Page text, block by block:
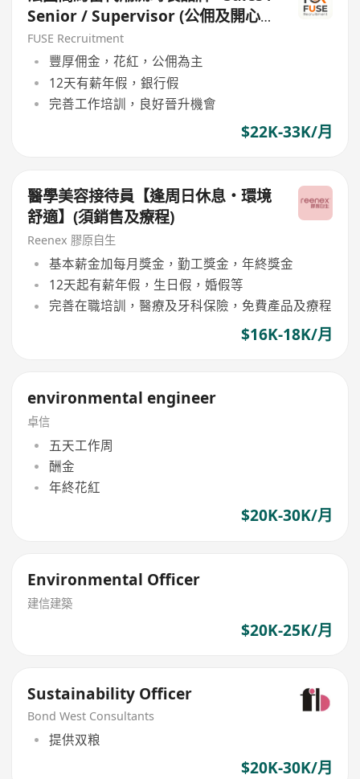
Senior / Supervisor (公佣及開心
工作環境 / 良好公司文代)
FUSE Recruitment
豐厚佣金，花紅，公佣為主
12天有薪年假，銀行假
完善工作培訓，良好晉升機會
$22K-33K/月
醫學美容接待員【逢周日休息・環境
舒適】(須銷售及療程)
Reenex 膠原自生
基本薪金加每月獎金，勤工獎金，年終獎金
12天起有薪年假，生日假，婚假等
完善在職培訓，醫療及牙科保險，免費產品及療程
$16K-18K/月
environmental engineer
卓信
五天工作周
酬金
年終花紅
$20K-30K/月
Environmental Officer
建信建築
$20K-25K/月
Sustainability Officer
Bond West Consultants
提供双粮
$20K-30K/月